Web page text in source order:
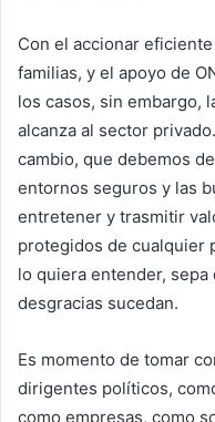
Con el accionar
familias, y el apoyo de
los casos, sin embargo,
alcanza al sector
cambio, que debemos
entornos seguros y las
entretener y trasmitir
protegidos de cualquier
lo quiera entender,
desgracias sucedan.
Es momento de tomar
dirigentes políticos,
como empresas, como